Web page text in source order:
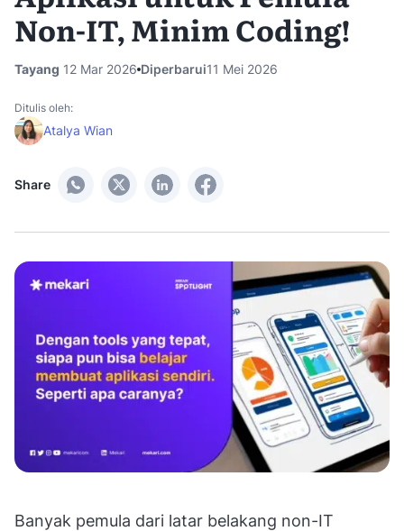
Non-IT, Minim Coding!
Tayang 12 Mar 2026 Diperbarui11 Mei 2026
Share
Ditulis oleh:
Atalya Wian
Banyak pemula dari latar belakang non-IT